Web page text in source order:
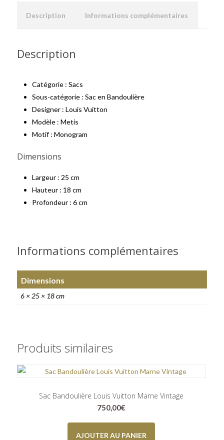
Description Informations complémentaires
Description
Catégorie : Sacs
Sous-catégorie : Sac en Bandoulière
Designer : Louis Vuitton
Modèle : Metis
Motif : Monogram
Dimensions
Largeur : 25 cm
Hauteur : 18 cm
Profondeur : 6 cm
Informations complémentaires
Dimensions
6 × 25 × 18 cm
Produits similaires
Sac Bandoulière Louis Vuitton Marne Vintage
750,00€
AJOUTER AU PANIER